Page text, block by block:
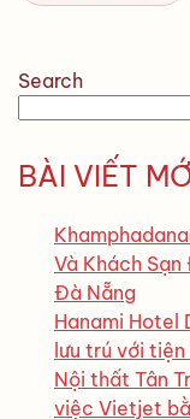
Search
BÀI VIẾT
Và Khách Sạn
Đà Nẵng
Hanami Hotel
lưu trú với
Nội thất Tân
việc Vietjet